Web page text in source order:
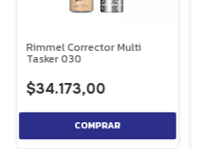
Rimmel Corrector Multi
Tasker 030
$34.173,00